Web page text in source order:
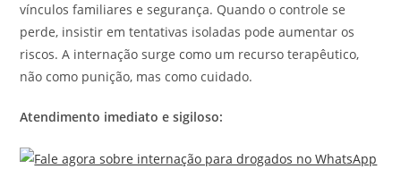
vínculos familiares e segurança. Quando o controle se
perde, insistir em tentativas isoladas pode aumentar os
riscos. A internação surge como um recurso terapêutico,
não como punição, mas como cuidado.
Atendimento imediato e sigiloso: